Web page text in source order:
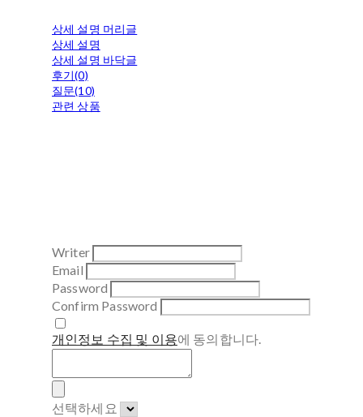
상세 설명 머리글
상세 설명
상세 설명 바닥글
후기(0)
질문(10)
관련 상품
Writer
Email
Password
Confirm Password
개인정보 수집 및 이용에 동의합니다.
선택하세요